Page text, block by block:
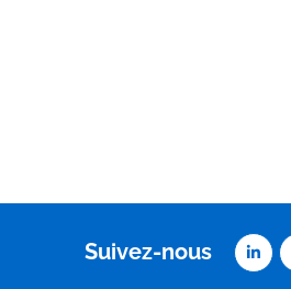
Suivez-nous